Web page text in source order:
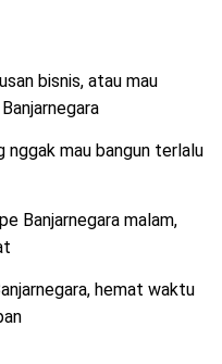
bisnis, atau mau
nggak mau bangun terlalu
Banjarnegara malam,
hemat waktu